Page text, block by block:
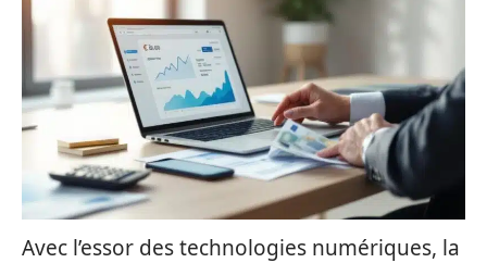
Avec l’essor des technologies numériques, la